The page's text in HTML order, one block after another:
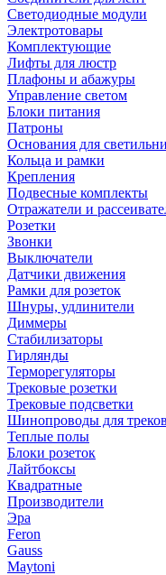
Светодиодные модули
Электротовары
Комплектующие
Лифты для люстр
Плафоны и абажуры
Управление светом
Блоки питания
Патроны
Основания для
Кольца и рамки
Крепления
Подвесные комплекты
Отражатели и
Розетки
Звонки
Выключатели
Датчики движения
Рамки для розеток
Шнуры, удлинители
Диммеры
Стабилизаторы
Гирлянды
Терморегуляторы
Трековые розетки
Трековые подсветки
Шинопроводы для
Теплые полы
Блоки розеток
Лайтбоксы
Квадратные
Производители
Эра
Feron
Gauss
Maytoni